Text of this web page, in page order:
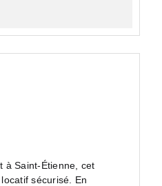
à Saint-Étienne, cet
sécurisé. En